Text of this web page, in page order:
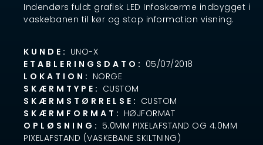
Indendørs fuldt grafisk LED Infoskærme indbygget i
vaskebanen til kør og stop information visning.
KUNDE: UNO-X
ETABLERINGSDATO: 05/07/2018
LOKATION: NORGE
SKÆRMTYPE: CUSTOM
SKÆRMSTØRRELSE: CUSTOM
SKÆRMFORMAT: HØJFORMAT
OPLØSNING: 5.0MM PIXELAFSTAND OG 4.0MM
PIXELAFSTAND (VASKEBANE SKILTNING)